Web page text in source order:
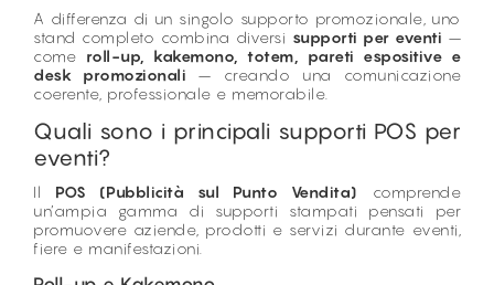
A differenza di un singolo supporto promozionale, uno
stand completo combina diversi supporti per eventi –
come roll-up, kakemono, totem, pareti espositive e
desk promozionali – creando una comunicazione
coerente, professionale e memorabile.
Quali sono i principali supporti POS per
eventi?
Il POS (Pubblicità sul Punto Vendita)
comprende
un’ampia gamma di supporti stampati pensati per
promuovere aziende, prodotti e servizi durante eventi,
fiere e manifestazioni.